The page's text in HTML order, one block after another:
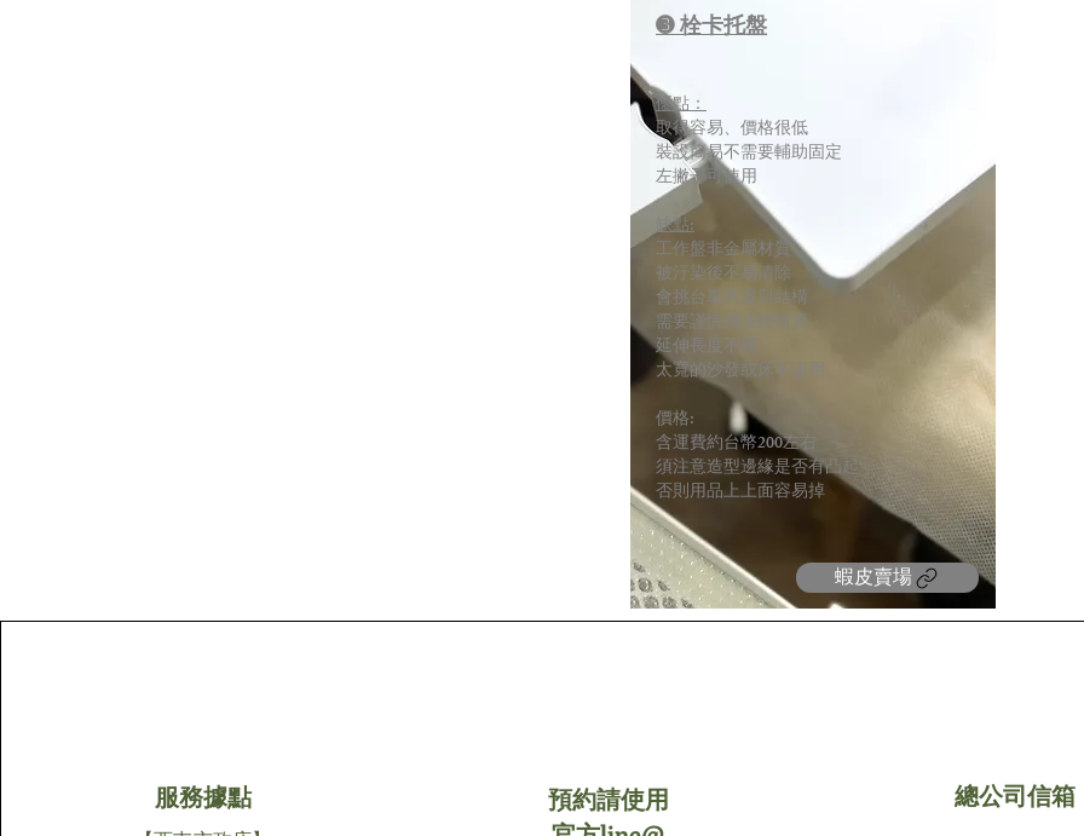
➌ 栓卡托盤
優點：
取得容易、價格很低
裝設簡易不需要輔助固定
左撇子可使用
缺點:
工作盤非金屬材質
被汙染後不易清除
會挑台車高度與結構
需要謹慎測量後購買
延伸長度不構
太寬的沙發或床不適用
價格:
含運費約台幣200左右
須注意造型邊緣是否有凸起
​否則用品上上面容易掉
蝦皮賣場
服務據點
預約請使用
總公司信箱